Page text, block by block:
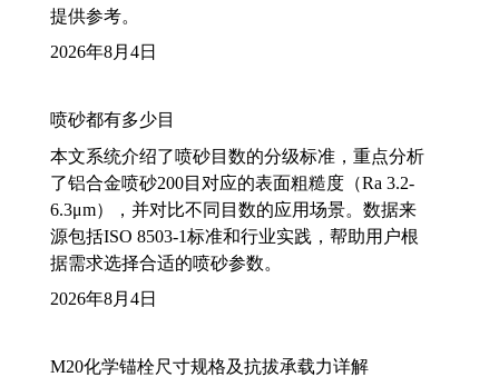
提供参考。
2026年8月4日
喷砂都有多少目
本文系统介绍了喷砂目数的分级标准，重点分析
了铝合金喷砂200目对应的表面粗糙度（Ra 3.2-
6.3μm），并对比不同目数的应用场景。数据来
源包括ISO 8503-1标准和行业实践，帮助用户根
据需求选择合适的喷砂参数。
2026年8月4日
M20化学锚栓尺寸规格及抗拔承载力详解